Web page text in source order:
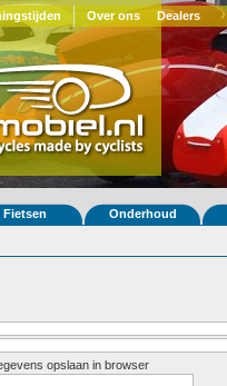
Over ons Dealers
Fietsen Onderhoud
opslaan in browser